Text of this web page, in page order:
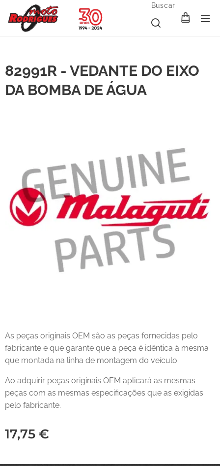
Buscar
82991R - VEDANTE DO EIXO
DA BOMBA DE ÁGUA
As peças originais OEM são as peças fornecidas pelo
fabricante e que garante que a peça é idêntica à mesma
que montada na linha de montagem do veículo.
Ao adquirir peças originais OEM aplicará as mesmas
peças com as mesmas especificações que as exigidas
pelo fabricante.
17,75 €